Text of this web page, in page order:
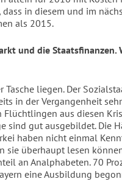
in diesem und im
als 2015.
und die Staatsfinanzen.
liegen. Der
in der Vergangenheit
aus diesen
sind gut ausgebildet. Die
haben nicht einmal
sie überhaupt lesen
an Analphabeten. 70
eine Ausbildung